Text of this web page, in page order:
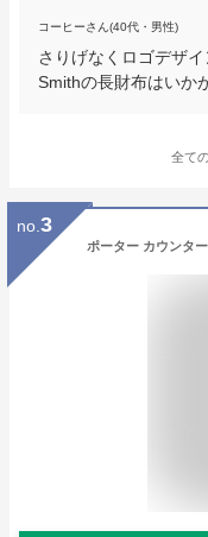
コーヒーさん(40代・男性)
さりげなくロゴデザ
Smithの長財布はいか
全て
no. 3